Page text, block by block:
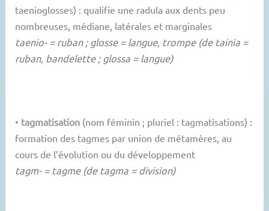
taenioglosses) : qualifie une radula aux dents peu
nombreuses, médiane, latérales et marginales
taenio- = ruban ; glosse = langue, trompe (de tainia =
ruban, bandelette ; glossa = langue)
• tagmatisation (nom féminin ; pluriel : tagmatisations) :
formation des tagmes par union de métamères, au
cours de l’évolution ou du développement
tagm- = tagme (de tagma = division)